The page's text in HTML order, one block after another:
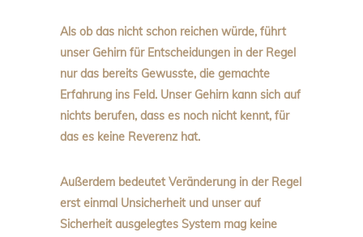
Als ob das nicht schon reichen würde, führt
unser Gehirn für Entscheidungen in der Regel
nur das bereits Gewusste, die gemachte
Erfahrung ins Feld. Unser Gehirn kann sich auf
nichts berufen, dass es noch nicht kennt, für
das es keine Reverenz hat.
Außerdem bedeutet Veränderung in der Regel
erst einmal Unsicherheit und unser auf
Sicherheit ausgelegtes System mag keine